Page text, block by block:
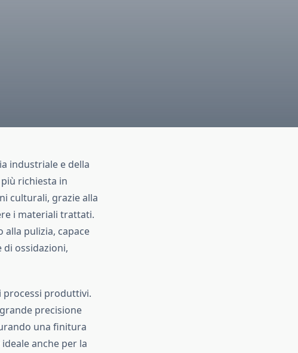
industriale e della
richiesta in
culturali, grazie alla
i materiali trattati.
pulizia, capace
ossidazioni,
produttivi.
precisione
una finitura
anche per la